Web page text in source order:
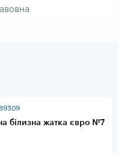
білизна жатка євро №7